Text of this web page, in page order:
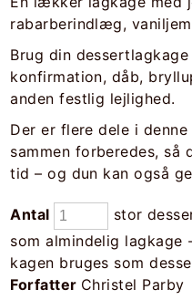
rabarberindlæg,
Brug din
konfirmation, dåb,
anden festlig lejlighed.
Der er flere dele i
sammen forberedes, så
tid – og dun kan også
Antal
stor
som almindelig lagkage
kagen bruges som
Forfatter Christel Parby